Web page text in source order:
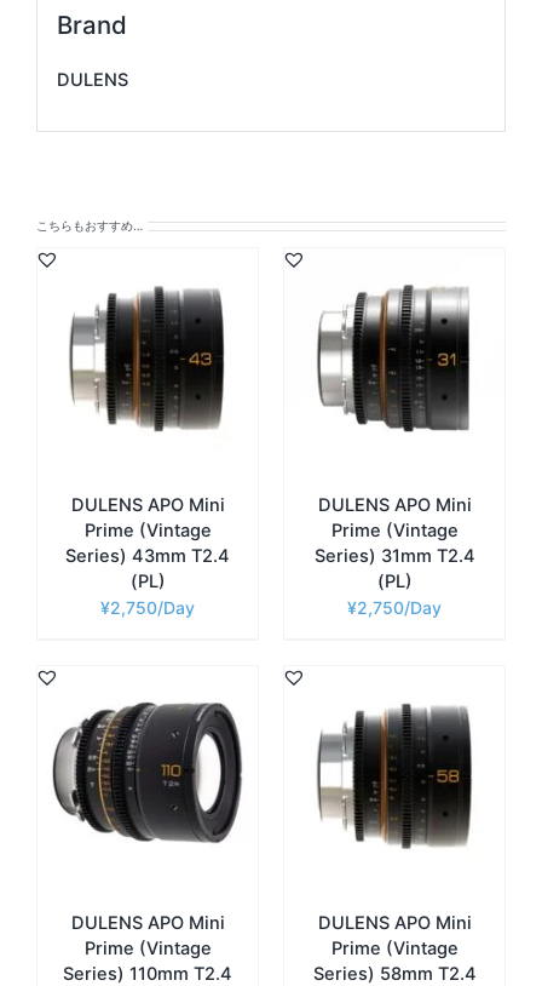
Brand
DULENS
こちらもおすすめ…
DULENS APO Mini
Prime (Vintage
Series) 43mm T2.4
(PL)
¥2,750
DULENS APO Mini
Prime (Vintage
Series) 31mm T2.4
(PL)
¥2,750
DULENS APO Mini
Prime (Vintage
Series) 110mm T2.4
DULENS APO Mini
Prime (Vintage
Series) 58mm T2.4